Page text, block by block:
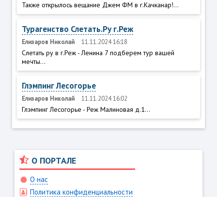
Также открылось вещание Джем ФМ в г.Качканар!...
Турагенство Слетать.Ру г.Реж
Елизаров Николай 11.11.2024 16:18
Слетать ру в г.Реж - Ленина 7 подберем тур вашей
мечты...
Глэмпинг Лесогорье
Елизаров Николай 11.11.2024 16:02
Глэмпинг Лесогорье - Реж Малиновая д.1...
О ПОРТАЛЕ
О нас
Политика конфиденциальности